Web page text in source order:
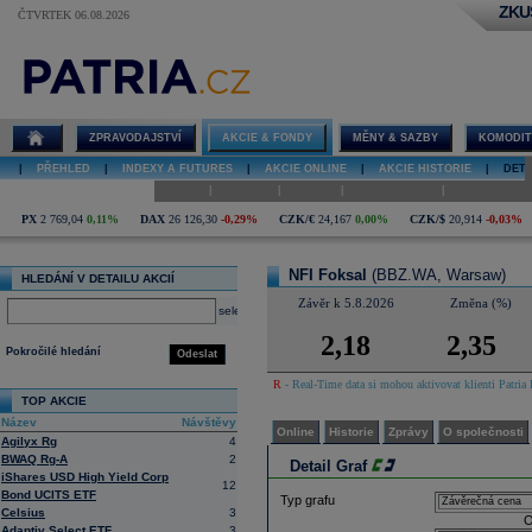
ČTVRTEK 06.08.2026
NFI Foksal
ZPRAVODAJSTVÍ AKCIE & FONDY MĚNY & SAZBY
PŘEHLED INDEXY A FUTURES AKCIE ONLINE AKCIE HISTORIE
PX 2 769,04 0,11% DAX 26 126,30 -0,29% CZK/€ 24,167 0,00% CZK/$ 20,914 -0,03%
HLEDÁNÍ V DETAILU AKCIÍ
select
Odeslat
Pokročilé hledání
TOP AKCIE
Název
Návštěvy
Agilyx Rg
4
BWAQ Rg-A
2
iShares USD High Yield Corp
Bond UCITS ETF
12
Celsius
3
NFI Foksal (BBZ.WA, Warsaw)
Závěr k 5.8.2026 Změna (%)
2,18 2,35
R - Real-Time data si mohou aktivovat klienti
Online Historie Zprávy O společnosti
Detail Graf
Typ grafu